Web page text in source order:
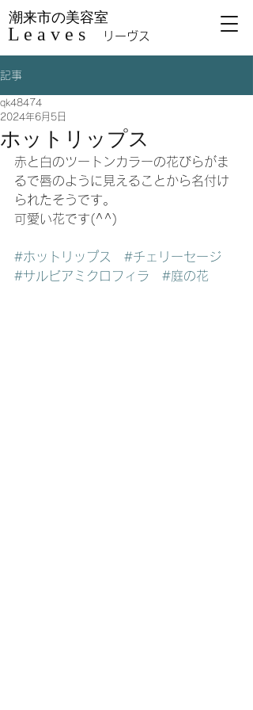
潮来市の美容室
L e a v e s リーヴス
記事
ホットリップス
qk48474
2024年6月5日
赤と白のツートンカラーの花びらがま
るで唇のように見えることから名付け
られたそうです。
可愛い花です(^^)
#ホットリップス
#チェリーセージ
#サルビアミクロフィラ
#庭の花